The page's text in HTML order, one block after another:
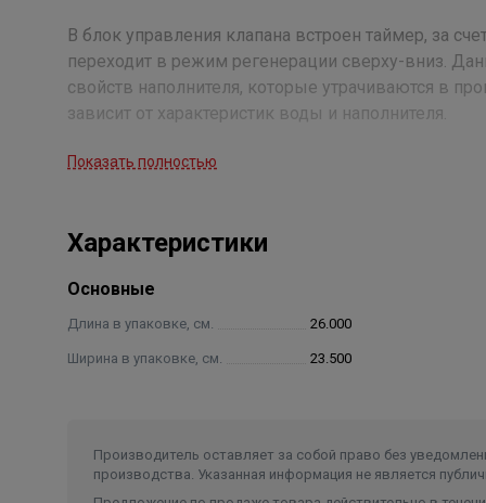
В блок управления клапана встроен таймер, за
переходит в режим регенерации сверху-вниз.
свойств наполнителя, которые утрачиваются в
зависит от характеристик воды и наполнителя.
Технические характеристики:
Производительность: 4,5 м3/час
Рабочее давление воды: 1,5-6 бар
Температура воды: 5-50 °С
Водоподъемная трубка: 1.05" (27 мм)
Показать полностью
Характеристики
Основные
Длина в упаковке, см. 26.000
Ширина в упаковке, см. 23.500
Производитель оставляет за собой право без
производства. Указанная информация не является